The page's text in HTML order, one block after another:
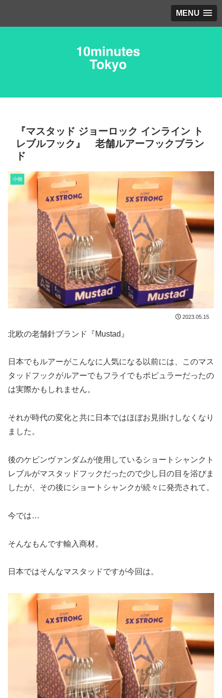
MENU
『マスタッド ジョーロック インライン ト
レブルフック』 老舗ルアーフックブラン
ド
小物
2023.05.15
北欧の老舗針ブランド『Mustad』
日本でもルアーがこんなに人気になる以前には、このマス
タッドフックがルアーでもフライでもポピュラーだったの
は実際かもしれません。
それが時代の変化と共に日本ではほぼお見掛けしなくなり
ました。
後のケビンヴァンダムが使用しているショートシャンクト
レブルがマスタッドフックだったので少し日の目を浴びま
したが、その後にショートシャンクが続々に発売されて。
今では…
そんなもんです輸入商材。
日本ではそんなマスタッドですが今回は。